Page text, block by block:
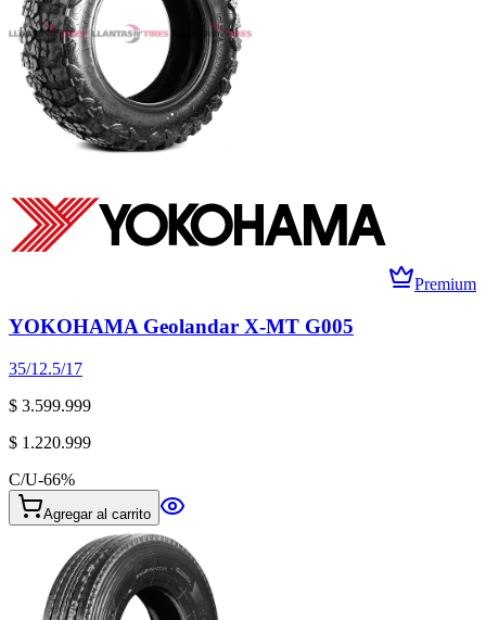
Premium
YOKOHAMA Geolandar X-MT G005
35/12.5/17
$ 3.599.999
$ 1.220.999
C/U-66%
Agregar al carrito